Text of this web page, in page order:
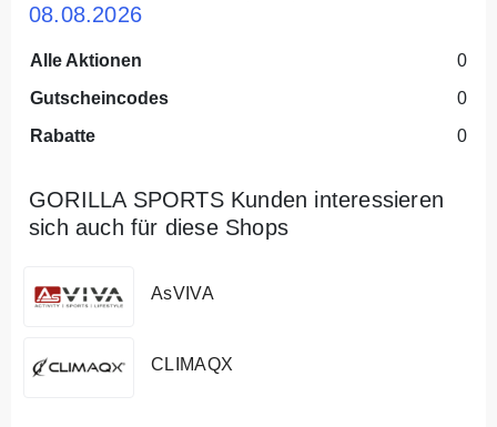
08.08.2026
Alle Aktionen
0
Gutscheincodes
0
Rabatte
0
GORILLA SPORTS Kunden interessieren
sich auch für diese Shops
AsVIVA
CLIMAQX